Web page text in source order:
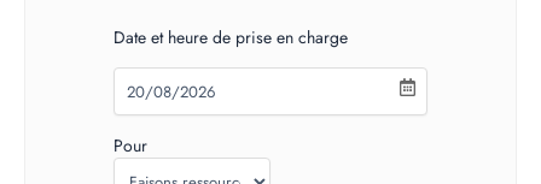
Date et heure de prise en charge
Pour